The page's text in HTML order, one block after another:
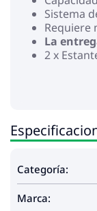
Sistema
Requiere
La
2 x
Categoría:
Marca: